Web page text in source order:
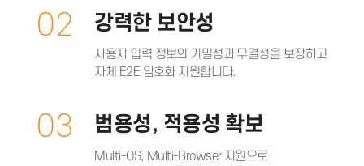
02 강력한 보안성
사용자 입력 정보의 기밀성과 무결성을 보장하고
자체 E2E 암호화 지원합니다.
03 범용성, 적용성 확보
Multi-OS, Multi-Browser 지원으로